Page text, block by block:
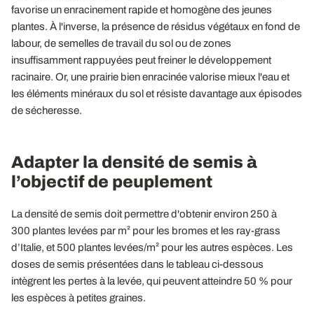
favorise un enracinement rapide et homogène des jeunes
plantes. À l'inverse, la présence de résidus végétaux en fond de
labour, de semelles de travail du sol ou de zones
insuffisamment rappuyées peut freiner le développement
racinaire. Or, une prairie bien enracinée valorise mieux l'eau et
les éléments minéraux du sol et résiste davantage aux épisodes
de sécheresse.
Adapter la densité de semis à
l’objectif de peuplement
La densité de semis doit permettre d'obtenir environ 250 à
300 plantes levées par m² pour les bromes et les ray-grass
d’Italie, et 500 plantes levées/m² pour les autres espèces. Les
doses de semis présentées dans le tableau ci-dessous
intègrent les pertes à la levée, qui peuvent atteindre 50 % pour
les espèces à petites graines.